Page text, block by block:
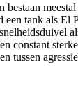
bestaan
tank als El
constant
tussen